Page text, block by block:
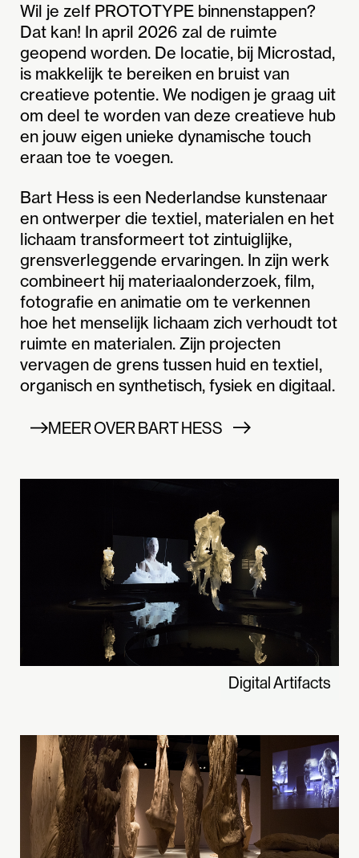
Wil je zelf PROTOTYPE binnenstappen?
Dat kan! In april 2026 zal de ruimte
geopend worden. De locatie, bij Microstad,
is makkelijk te bereiken en bruist van
creatieve potentie. We nodigen je graag uit
om deel te worden van deze creatieve hub
en jouw eigen unieke dynamische touch
eraan toe te voegen.
Bart Hess is een Nederlandse kunstenaar
en ontwerper die textiel, materialen en het
lichaam transformeert tot zintuiglijke,
grensverleggende ervaringen. In zijn werk
combineert hij materiaalonderzoek, film,
fotografie en animatie om te verkennen
hoe het menselijk lichaam zich verhoudt tot
ruimte en materialen. Zijn projecten
vervagen de grens tussen huid en textiel,
organisch en synthetisch, fysiek en digitaal.
MEER OVER BART HESS
Digital Artifacts